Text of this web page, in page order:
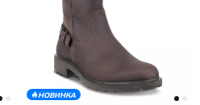
НОВИНКА